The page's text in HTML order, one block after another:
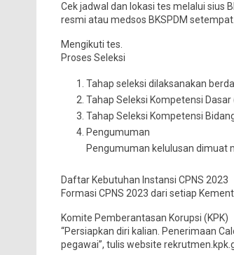
Cek jadwal dan lokasi tes melalui sius
resmi atau medsos BKSPDM setempat.
Mengikuti tes.
Proses Seleksi
Tahap seleksi dilaksanakan
Tahap Seleksi Kompetensi Dasar
Tahap Seleksi Kompetensi
Pengumuman
Pengumuman kelulusan dimuat
Daftar Kebutuhan Instansi CPNS 2023
Formasi CPNS 2023 dari setiap
Komite Pemberantasan Korupsi (KPK)
“Persiapkan diri kalian. Penerimaan
pegawai”, tulis website